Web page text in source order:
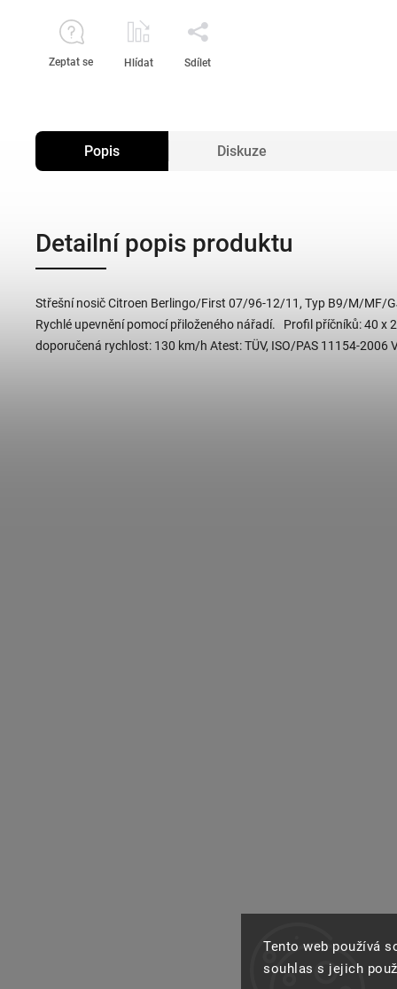
Tento web používá
souhlas s jejich
Zeptat se Hlídat Sdílet
Popis Diskuze
Detailní popis produktu
Střešní nosič Citroen Berlingo/First 07/96-12/11, Typ B9/M/MF/
Rychlé upevnění pomocí přiloženého nářadí. Profil příčníků: 40 x
doporučená rychlost: 130 km/h Atest: TÜV, ISO/PAS 11154-2006